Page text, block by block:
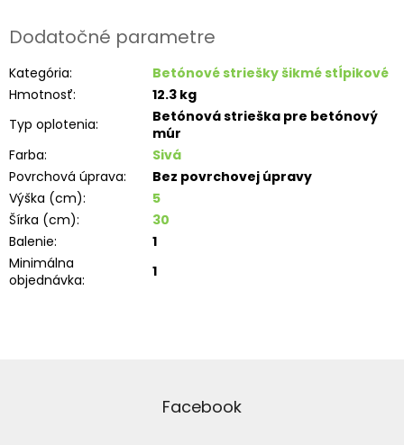
Dodatočné parametre
Kategória:
Betónové striešky šikmé stĺpikové
Hmotnosť:
12.3 kg
Typ oplotenia:
Betónová strieška pre betónový
múr
Farba:
Sivá
Povrchová úprava:
Bez povrchovej úpravy
Výška (cm):
5
Šírka (cm):
30
Balenie:
1
Minimálna
objednávka: 1
Facebook